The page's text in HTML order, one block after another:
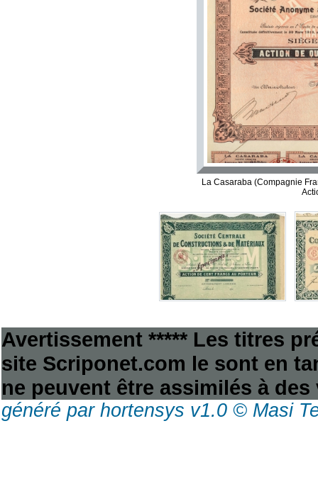
La Casaraba (Compagnie
Avertissement ***** Les titres
site Scriponet.com le sont en
ne peuvent être assimilés à
généré par hortensys v1.0 © Masi